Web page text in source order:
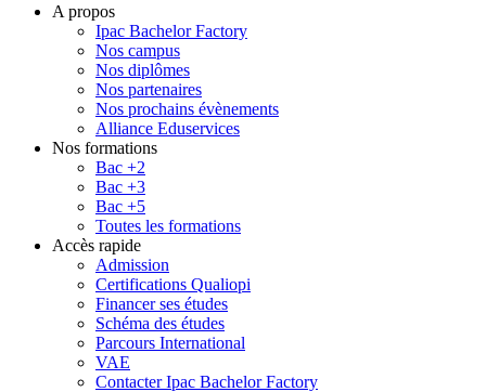
A propos
Ipac Bachelor Factory
Nos campus
Nos diplômes
Nos partenaires
Nos prochains évènements
Alliance Eduservices
Nos formations
Bac +2
Bac +3
Bac +5
Toutes les formations
Accès rapide
Admission
Certifications Qualiopi
Financer ses études
Schéma des études
Parcours International
VAE
Contacter Ipac Bachelor Factory